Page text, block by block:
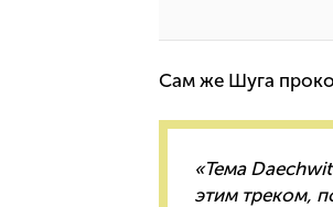
Сам же Шуга
«Тема
этим треком,